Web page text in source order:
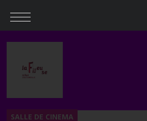
SALLE DE CINEMA